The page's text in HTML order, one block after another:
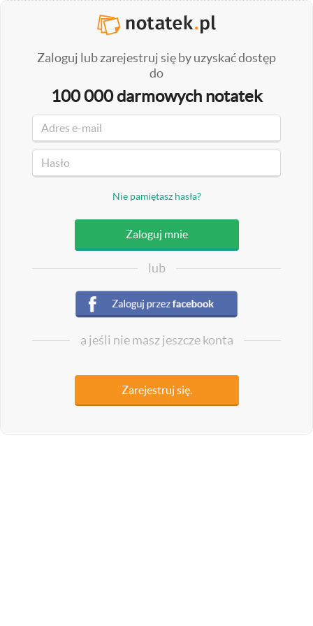
Zaloguj lub zarejestruj się by uzyskać dostęp
do
100 000 darmowych notatek
Nie pamiętasz hasła?
lub
a jeśli nie masz jeszcze konta
Zarejestruj się.